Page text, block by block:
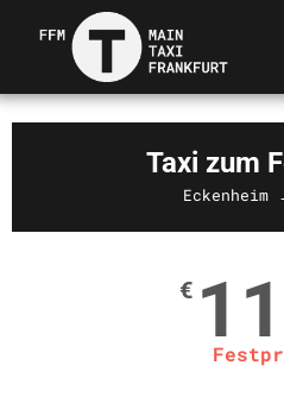
Taxi zum
Eckenheim
€